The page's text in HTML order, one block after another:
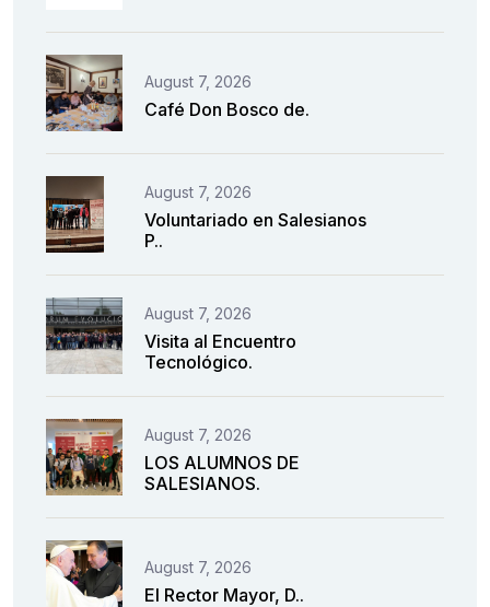
August 7, 2026
Café Don Bosco de.
August 7, 2026
Voluntariado en Salesianos
P..
August 7, 2026
Visita al Encuentro
Tecnológico.
August 7, 2026
LOS ALUMNOS DE
SALESIANOS.
August 7, 2026
El Rector Mayor, D..